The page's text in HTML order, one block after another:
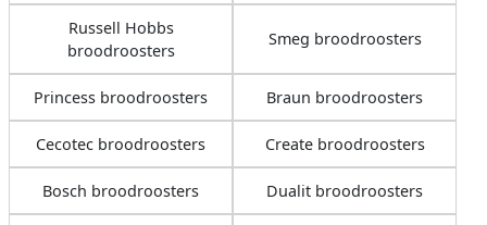
Russell Hobbs
broodroosters
Smeg broodroosters
Princess broodroosters Braun broodroosters
Cecotec broodroosters Create broodroosters
Bosch broodroosters Dualit broodroosters